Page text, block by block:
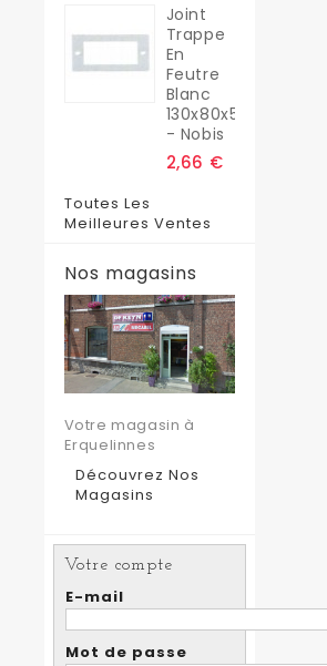
Joint
Trappe
En
Feutre
Blanc
130x80x5
- Nobis
2,66 €
Toutes Les
Meilleures Ventes
Nos magasins
Votre magasin à
Erquelinnes
Découvrez Nos
Magasins
Votre compte
E-mail
Mot de passe